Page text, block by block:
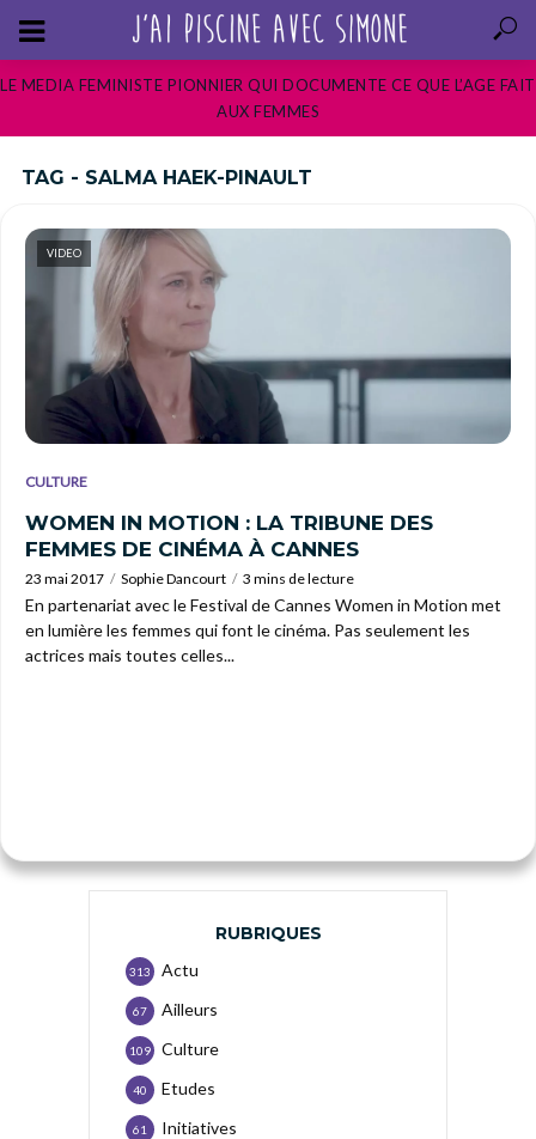
LE MEDIA FEMINISTE PIONNIER QUI DOCUMENTE CE QUE L’AGE FAIT
AUX FEMMES
TAG - SALMA HAEK-PINAULT
VIDEO
CULTURE
WOMEN IN MOTION : LA TRIBUNE DES
FEMMES DE CINÉMA À CANNES
23 mai 2017 Sophie Dancourt 3 mins de lecture
En partenariat avec le Festival de Cannes Women in Motion met
en lumière les femmes qui font le cinéma. Pas seulement les
actrices mais toutes celles...
RUBRIQUES
Actu
313
Ailleurs
67
Culture
109
Etudes
40
Initiatives
61